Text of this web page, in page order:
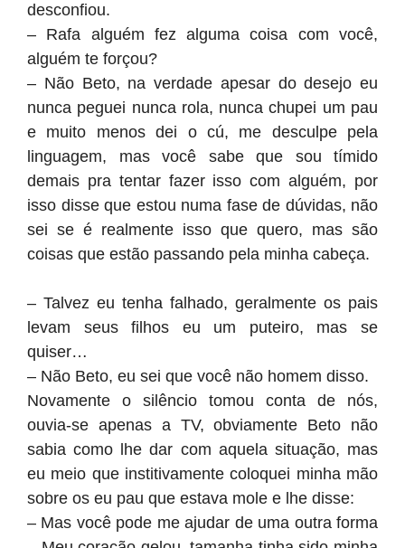
desconfiou.
– Rafa alguém fez alguma coisa com você,
alguém te forçou?
– Não Beto, na verdade apesar do desejo eu
nunca peguei nunca rola, nunca chupei um pau
e muito menos dei o cú, me desculpe pela
linguagem, mas você sabe que sou tímido
demais pra tentar fazer isso com alguém, por
isso disse que estou numa fase de dúvidas, não
sei se é realmente isso que quero, mas são
coisas que estão passando pela minha cabeça.
– Talvez eu tenha falhado, geralmente os pais
levam seus filhos eu um puteiro, mas se
quiser…
– Não Beto, eu sei que você não homem disso.
Novamente o silêncio tomou conta de nós,
ouvia-se apenas a TV, obviamente Beto não
sabia como lhe dar com aquela situação, mas
eu meio que institivamente coloquei minha mão
sobre os eu pau que estava mole e lhe disse:
– Mas você pode me ajudar de uma outra forma